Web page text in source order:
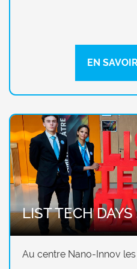
EN
LIST TECH
Au centre Nano-Innov les